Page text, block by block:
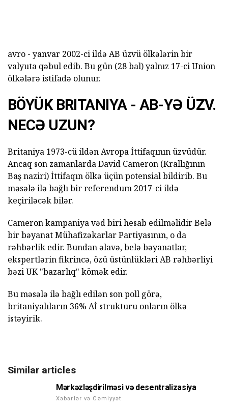
avro - yanvar 2002-ci ildə AB üzvü ölkələrin bir
valyuta qəbul edib. Bu gün (28 bal) yalnız 17-ci Union
ölkələrə istifadə olunur.
BÖYÜK BRITANIYA - AB-YƏ ÜZV.
NECƏ UZUN?
Britaniya 1973-cü ildən Avropa İttifaqının üzvüdür.
Ancaq son zamanlarda David Cameron (Krallığının
Baş naziri) İttifaqın ölkə üçün potensial bildirib. Bu
məsələ ilə bağlı bir referendum 2017-ci ildə
keçiriləcək bilər.
Cameron kampaniya vəd biri hesab edilməlidir Belə
bir bəyanat Mühafizəkarlar Partiyasının, o da
rəhbərlik edir. Bundan əlavə, belə bəyanatlar,
ekspertlərin fikrincə, özü üstünlükləri AB rəhbərliyi
bəzi UK "bazarlıq" kömək edir.
Bu məsələ ilə bağlı edilən son poll görə,
britaniyalıların 36% Aİ strukturu onların ölkə
istəyirik.
Similar articles
Mərkəzləşdirilməsi və desentralizasiya
Xəbərlər və Cəmiyyət